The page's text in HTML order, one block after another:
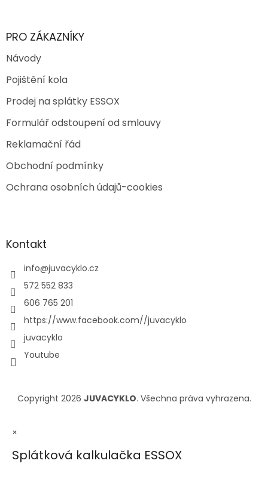
PRO ZÁKAZNÍKY
Návody
Pojištění kola
Prodej na splátky ESSOX
Formulář odstoupení od smlouvy
Reklamační řád
Obchodní podmínky
Ochrana osobních údajů-cookies
Kontakt
info@juvacyklo.cz
572 552 833
606 765 201
https://www.facebook.com//juvacyklo
juvacyklo
Youtube
Copyright 2026 JUVACYKLO. Všechna práva vyhrazena.
×
Splátková kalkulačka ESSOX